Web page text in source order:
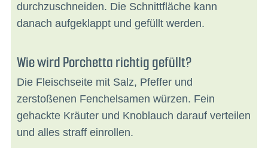
durchzuschneiden. Die Schnittfläche kann
danach aufgeklappt und gefüllt werden.
Wie wird Porchetta richtig gefüllt?
Die Fleischseite mit Salz, Pfeffer und
zerstoßenen Fenchelsamen würzen. Fein
gehackte Kräuter und Knoblauch darauf verteilen
und alles straff einrollen.